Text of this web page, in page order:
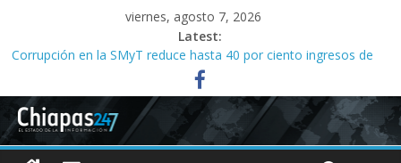
viernes, agosto 7, 2026
Latest:
Corrupción en la SMyT reduce hasta 40 por ciento ingresos de
Familias acusan años de retrasos en investigaciones por abuso
sexual infantil
Tres meses sin agua desatan protesta en Yajalón
Acusan abuso de poder en la organización de la Feria de San